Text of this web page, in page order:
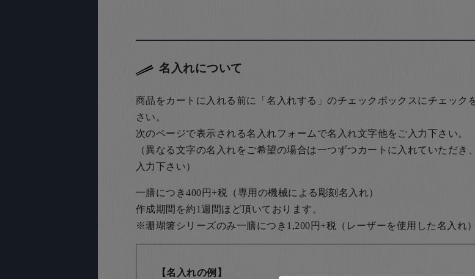
名入れについて
商品をカートに入れる前に「名入れする」のチェックボックスにチェック
さい。
次のページで表示される名入れフォームで名入れ文字他をご入力下さい。
（異なる文字の名入れをご希望の場合は一つずつカートに入れていただき
入力下さい）
一膳につき400円+税（専用の機械による彫刻名入れ）
作成期間を約1週間ほど頂いております。
※珊瑚箸シリーズのみ一膳につき1,200円+税
（レーザーを使用した名入れ）
【名入れの例】